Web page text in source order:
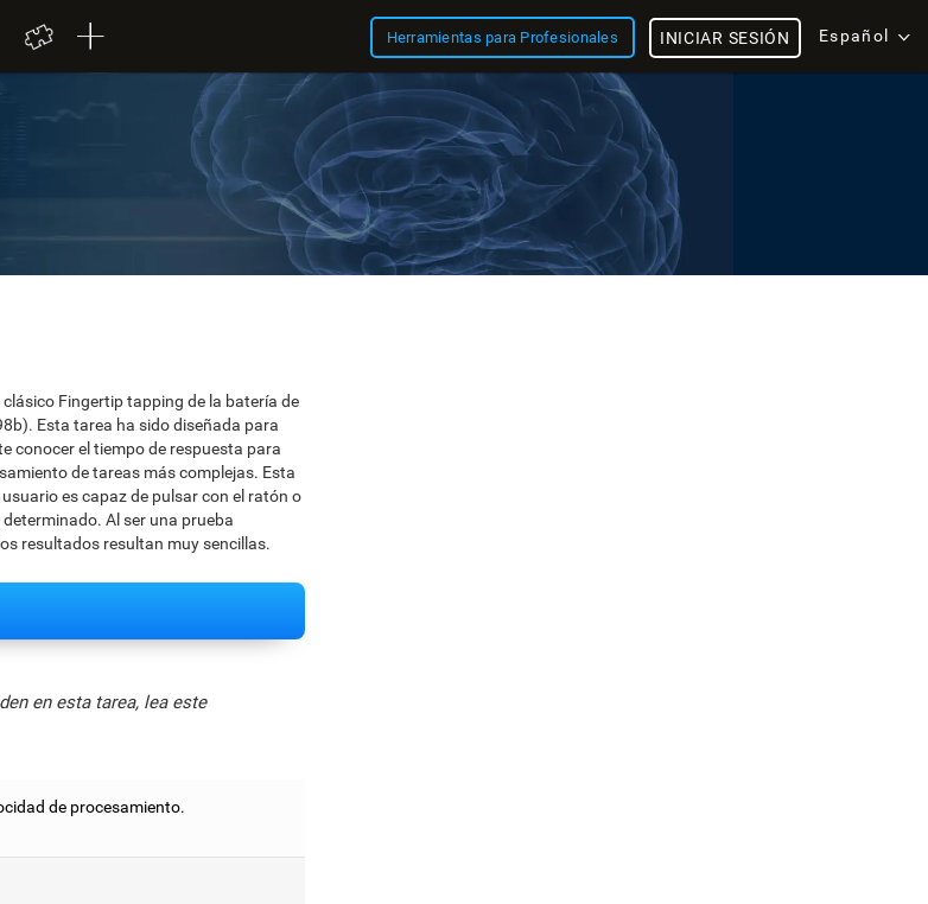
Herramientas para Profesionales Español
INICIAR SESIÓN
clásico Fingertip tapping de la batería de
Esta tarea ha sido diseñada para
conocer el tiempo de respuesta para
de tareas más complejas. Esta
es capaz de pulsar con el ratón o
Al ser una prueba
resultados resultan muy sencillas.
en esta tarea, lea este
de procesamiento.